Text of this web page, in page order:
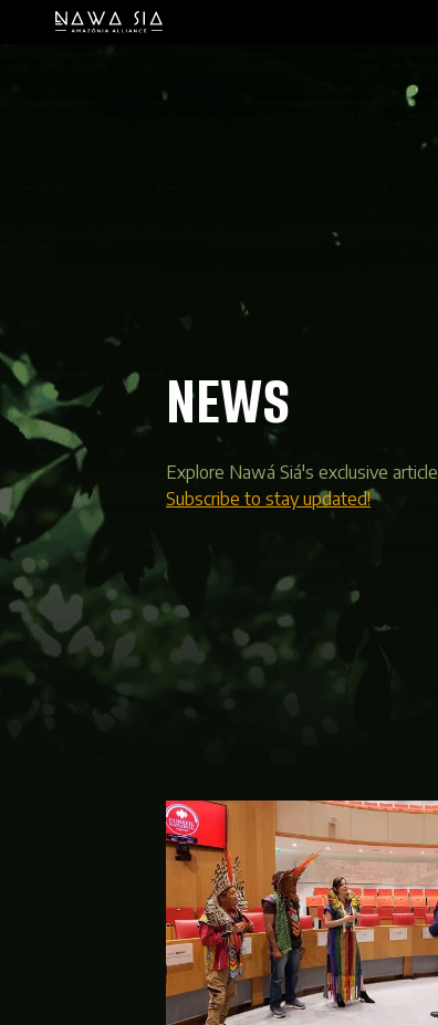
NEWS
Explore Nawá Siá's exclusive
Subscribe to stay updated!